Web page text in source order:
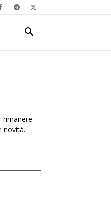
rimanere
novità.